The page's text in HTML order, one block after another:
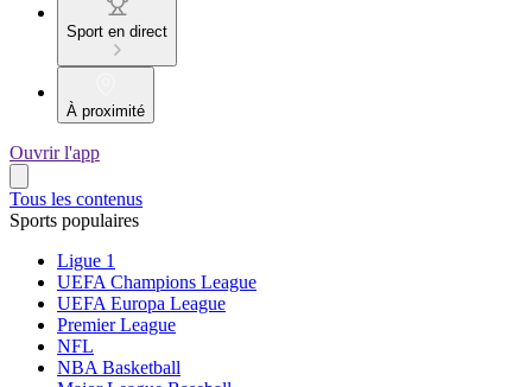
Sport en direct
À proximité
Ouvrir l'app
Tous les contenus
Sports populaires
Ligue 1
UEFA Champions League
UEFA Europa League
Premier League
NFL
NBA Basketball